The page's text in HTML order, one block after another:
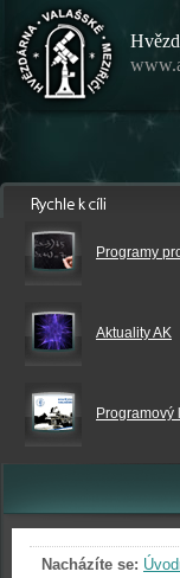
Programy
Aktuality AK
Programový
Nacházíte se: